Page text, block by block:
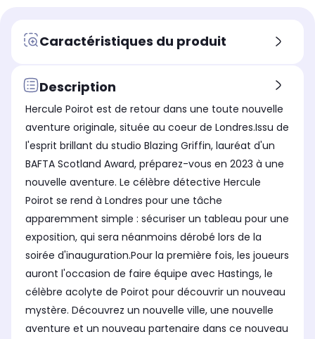
Caractéristiques du produit
Description
Hercule Poirot est de retour dans une toute nouvelle
aventure originale, située au coeur de Londres.Issu de
l'esprit brillant du studio Blazing Griffin, lauréat d'un
BAFTA Scotland Award, préparez-vous en 2023 à une
nouvelle aventure. Le célèbre détective Hercule
Poirot se rend à Londres pour une tâche
apparemment simple : sécuriser un tableau pour une
exposition, qui sera néanmoins dérobé lors de la
soirée d'inauguration.Pour la première fois, les joueurs
auront l'occasion de faire équipe avec Hastings, le
célèbre acolyte de Poirot pour découvrir un nouveau
mystère. Découvrez un nouvelle ville, une nouvelle
aventure et un nouveau partenaire dans ce nouveau